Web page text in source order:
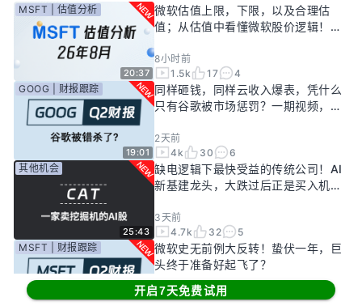
20:37
MSFT | 估值分析
微软估值上限，下限，以及合理估
值；从估值中看懂微软股价逻辑！
8小时前
1.5k
17 4
19:01
GOOG | 财报跟踪
同样砸钱，同样云收入爆表，凭什么
只有谷歌被市场惩罚？一期视频，告
2天前
4k
30 6
25:43
其他机会
缺电逻辑下最快受益的传统公司！AI
新基建龙头，大跌过后正是买入机
3天前
4.7k
32 5
MSFT | 财报跟踪
微软史无前例大反转！蛰伏一年，巨
头终于准备好起飞了？
5天前
开启7天免费试用